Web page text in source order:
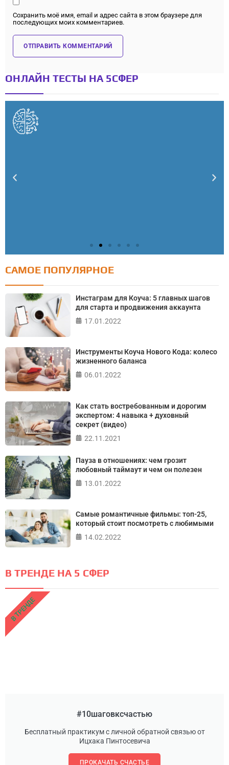
Сохранить моё имя, email и адрес сайта в этом браузере для
последующих моих комментариев.
ОНЛАЙН ТЕСТЫ НА 5СФЕР
Тест: Как я контролирую свою жизнь?
Онлайн тест на основе шкалы локуса контроля
Джулиана Роттера
САМОЕ ПОПУЛЯРНОЕ
Инстаграм для Коуча: 5 главных шагов
для старта и продвижения аккаунта
17.01.2022
Инструменты Коуча Нового Кода: колесо
жизненного баланса
06.01.2022
Как стать востребованным и дорогим
экспертом: 4 навыка + духовный
секрет (видео)
22.11.2021
Пауза в отношениях: чем грозит
любовный таймаут и чем он полезен
13.01.2022
Самые романтичные фильмы: топ-25,
который стоит посмотреть с любимыми
14.02.2022
В ТРЕНДЕ НА 5 СФЕР
#10шаговксчастью
Бесплатный практикум с личной обратной связью от
Ицхака Пинтосевича
ПРОКАЧАТЬ СЧАСТЬЕ
В ТРЕНДЕ